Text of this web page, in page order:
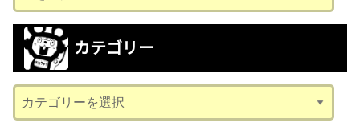
ー
カ
ブ
カテゴリー
テ